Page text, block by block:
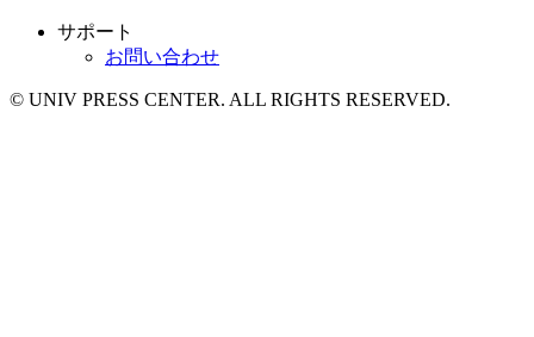
サポート
お問い合わせ
© UNIV PRESS CENTER. ALL RIGHTS RESERVED.